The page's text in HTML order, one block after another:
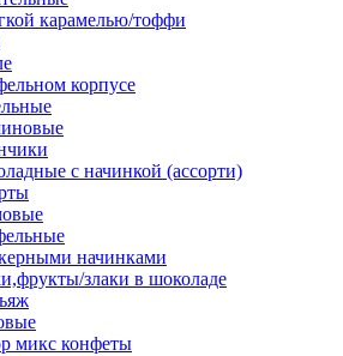
карамелью/тоффи
корпусе
с начинкой (ассорти)
начинками
злаки в шоколаде
микс конфеты